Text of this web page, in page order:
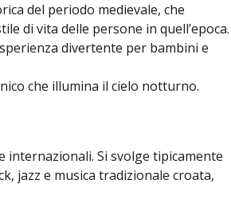
del periodo medievale, che
di vita delle persone in quell’epoca.
divertente per bambini e
che illumina il cielo notturno.
internazionali. Si svolge tipicamente
jazz e musica tradizionale croata,